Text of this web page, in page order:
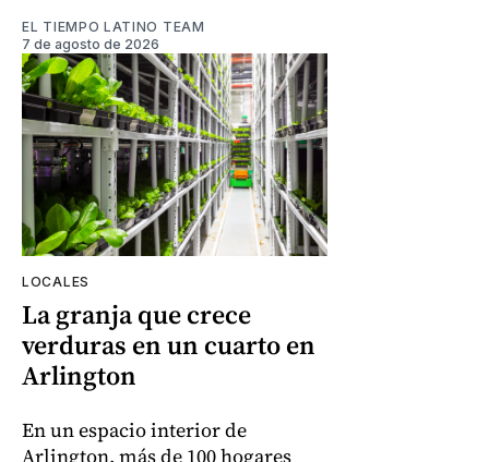
EL TIEMPO LATINO TEAM
7 de agosto de 2026
LOCALES
La granja que crece
verduras en un cuarto en
Arlington
En un espacio interior de
Arlington, más de 100 hogares